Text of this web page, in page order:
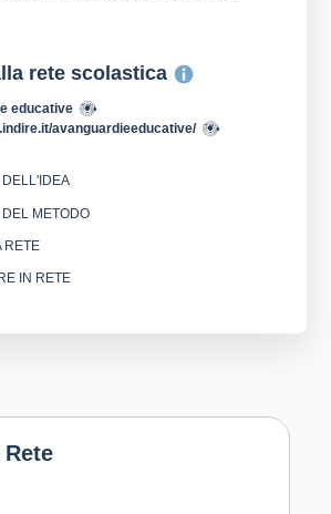
rete scolastica
educative
avanguardieeducative/
METODO
RETE
IN RETE